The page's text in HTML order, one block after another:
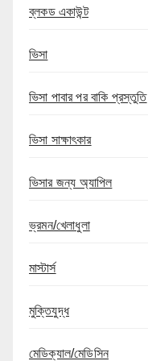
ব্লকড একাউন্ট
ভিসা
ভিসা পাবার পর বাকি প্রস্তুতি
ভিসা সাক্ষাৎকার
ভিসার জন্য অ্যাপিল
ভ্রমন/খেলাধুলা
মাস্টার্স
মুক্তিযুদ্ধ
মেডিক্যাল/মেডিসিন